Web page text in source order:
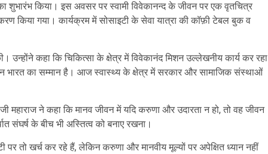
किया। इस अवसर पर स्वामी विवेकानन्द के जीवन पर एक वृतचित्र
किया गया। कार्यक्रम में सोसाइटी के सेवा यात्रा की कॉफ़ी टेबल बुक व
कहा कि चिकित्सा के क्षेत्र में विवेकानंद मिशन उल्लेखनीय कार्य कर रहा
भारत का सम्मान है। आज स्वास्थ्य के क्षेत्र में सरकार और सामाजिक संस्थाओं
महाराज ने कहा कि मानव जीवन में यदि करुणा और उदारता न हो, तो वह जीवन
संघर्ष के बीच भी अस्तित्व को बनाए रखना।
तो खर्च कर रहे हैं, लेकिन करुणा और मानवीय मूल्यों पर अपेक्षित ध्यान नहीं